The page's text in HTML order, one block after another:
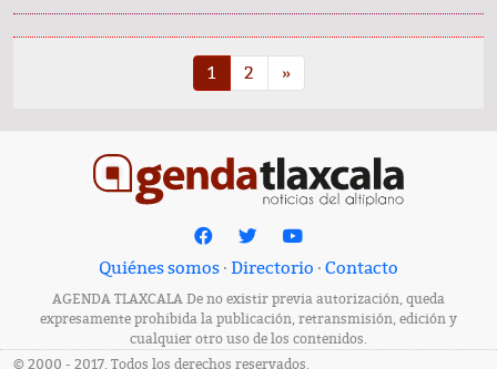
1 2 »
Quiénes somos · Directorio · Contacto
AGENDA TLAXCALA De no existir previa autorización, queda
expresamente prohibida la publicación, retransmisión, edición y
cualquier otro uso de los contenidos.
© 2000 - 2017, Todos los derechos reservados.